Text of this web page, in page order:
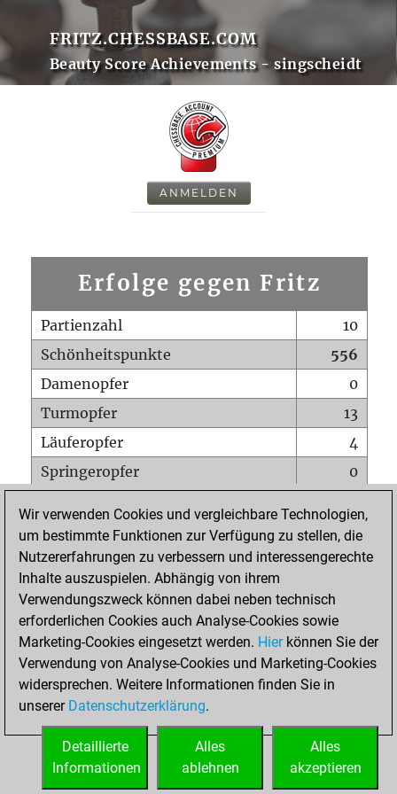
FRITZ.CHESSBASE.COM
Beauty Score Achievements - singscheidt
ANMELDEN
Erfolge gegen Fritz
Partienzahl
10
Schönheitspunkte
556
Damenopfer
0
Turmopfer
13
Läuferopfer
4
Springeropfer
0
Matt auf vollem Brett
0
Bauer setzt Matt
0
Erstickte Matts
Unterverwandlungen
Türme auf der siebten
0
STARTSEITE
Wir verwenden Cookies und vergleichbare Technologien,
um bestimmte Funktionen zur Verfügung zu stellen, die
Nutzererfahrungen zu verbessern und interessengerechte
Inhalte auszuspielen. Abhängig von ihrem
Verwendungszweck können dabei neben technisch
erforderlichen Cookies auch Analyse-Cookies sowie
Marketing-Cookies eingesetzt werden. Hierkönnen Sie der
Verwendung von Analyse-Cookies und Marketing-Cookies
widersprechen. Weitere Informationen finden Sie in
unserer Datenschutzerklärung.
Alles
akzeptieren
Alles
ablehnen
Detaillierte
Informationen